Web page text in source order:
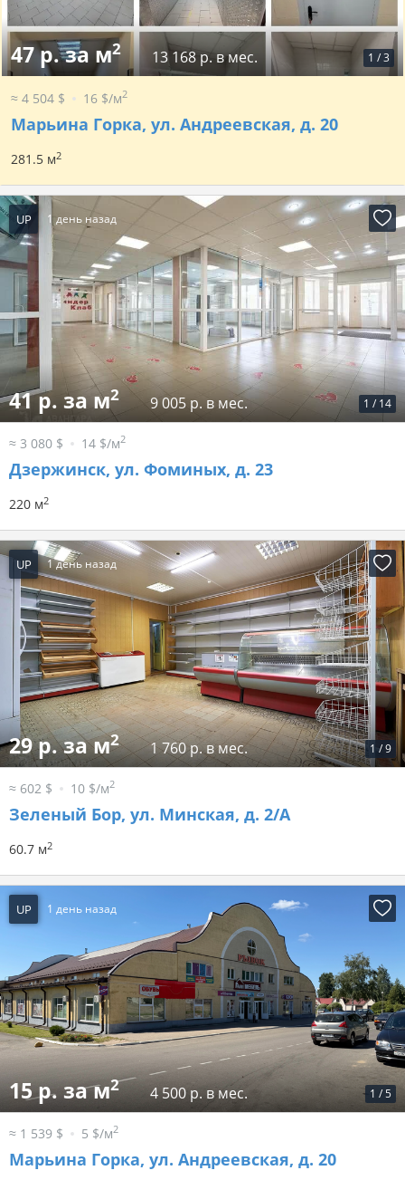
1 /3
47 р. за м2 13 168 р. в мес.
≈ 4 504 $ 16 $/м2
Марьина Горка, ул. Андреевская, д. 20
281.5 м2
UP 1 день назад
1 / 14
41 р. за м2 9 005 р. в мес.
≈ 3 080 $ 14 $/м2
Дзержинск, ул. Фоминых, д. 23
220 м2
UP 1 день назад
1 /9
29 р. за м2 1 760 р. в мес.
≈ 602 $ 10 $/м2
Зеленый Бор, ул. Минская, д. 2/А
60.7 м2
UP 1 день назад
1 /5
15 р. за м2 4 500 р. в мес.
≈ 1 539 $ 5 $/м2
Марьина Горка, ул. Андреевская, д. 20